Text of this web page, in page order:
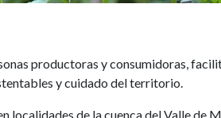
productoras y consumidoras,
y cuidado del territorio.
localidades de la cuenca del Valle de